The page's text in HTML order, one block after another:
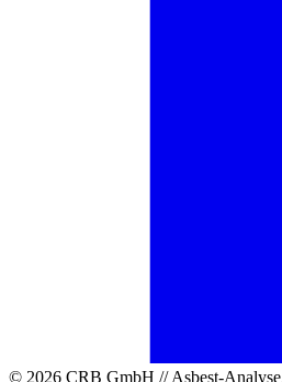
© 2026 CRB GmbH // Asbest-